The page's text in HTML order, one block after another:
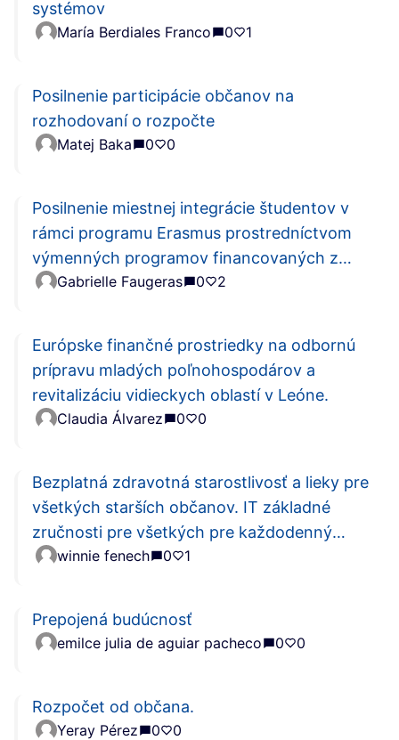
systémov
María Berdiales Franco 0 1
Posilnenie participácie občanov na
rozhodovaní o rozpočte
Matej Baka 0 0
Posilnenie miestnej integrácie študentov v
rámci programu Erasmus prostredníctvom
výmenných programov financovaných z
prostriedkov EÚ
Gabrielle Faugeras 0 2
Európske finančné prostriedky na odbornú
prípravu mladých poľnohospodárov a
revitalizáciu vidieckych oblastí v Leóne.
Claudia Álvarez 0 0
Bezplatná zdravotná starostlivosť a lieky pre
všetkých starších občanov. IT základné
zručnosti pre všetkých pre každodenný
život. Post terciárne vzdelanie pre tých,
winnie fenech 0 1
Prepojená budúcnosť
emilce julia de aguiar pacheco 0 0
Rozpočet od občana.
Yeray Pérez 0 0